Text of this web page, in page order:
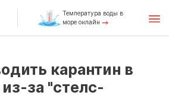
Температура воды в
море онлайн
карантин в
за "стелс-